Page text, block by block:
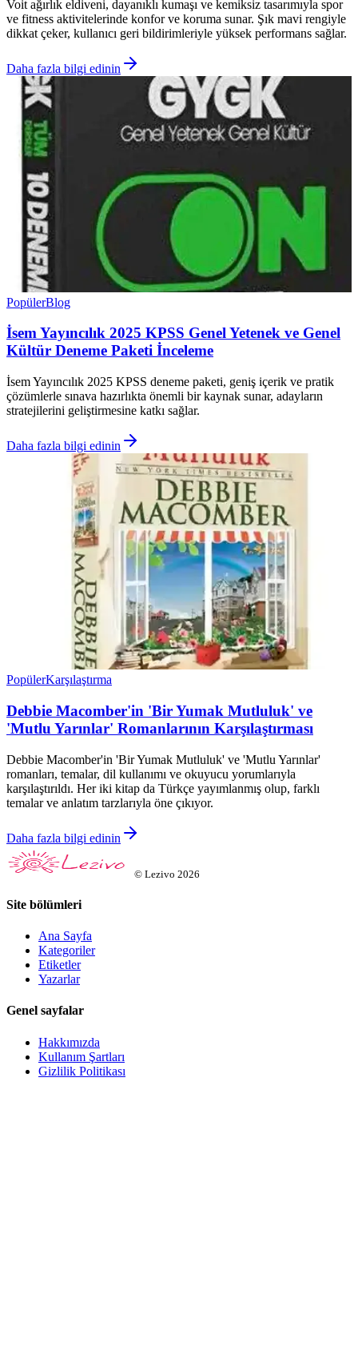
Voit ağırlık eldiveni, dayanıklı kumaşı ve kemiksiz tasarımıyla spor
ve fitness aktivitelerinde konfor ve koruma sunar. Şık mavi rengiyle
dikkat çeker, kullanıcı geri bildirimleriyle yüksek performans sağlar.
Daha fazla bilgi edinin
PopülerBlog
İsem Yayıncılık 2025 KPSS Genel Yetenek ve Genel
Kültür Deneme Paketi İnceleme
İsem Yayıncılık 2025 KPSS deneme paketi, geniş içerik ve pratik
çözümlerle sınava hazırlıkta önemli bir kaynak sunar, adayların
stratejilerini geliştirmesine katkı sağlar.
Daha fazla bilgi edinin
PopülerKarşılaştırma
Debbie Macomber'in 'Bir Yumak Mutluluk' ve
'Mutlu Yarınlar' Romanlarının Karşılaştırması
Debbie Macomber'in 'Bir Yumak Mutluluk' ve 'Mutlu Yarınlar'
romanları, temalar, dil kullanımı ve okuyucu yorumlarıyla
karşılaştırıldı. Her iki kitap da Türkçe yayımlanmış olup, farklı
temalar ve anlatım tarzlarıyla öne çıkıyor.
Daha fazla bilgi edinin
© Lezivo 2026
Site bölümleri
Ana Sayfa
Kategoriler
Etiketler
Yazarlar
Genel sayfalar
Hakkımızda
Kullanım Şartları
Gizlilik Politikası